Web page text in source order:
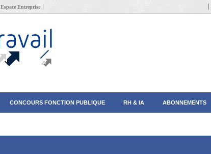
Espace Entreprise
CONCOURS FONCTION PUBLIQUE RH & IA ABONNEMENTS